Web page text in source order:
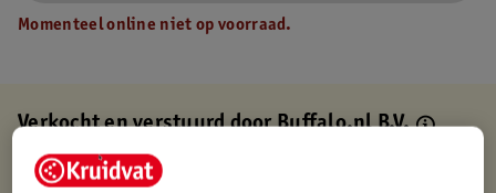
Momenteel online niet op voorraad.
Verkocht en verstuurd doorBuffalo.nl B.V.
Binnen 1 werkdag verstuurd